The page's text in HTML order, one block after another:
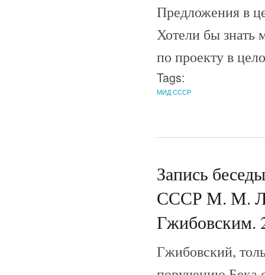
Предложения в
Хотели бы знать
по проекту в
Tags:
МИД СССР
Запись
СССР М. М.
Гжибовским.
Гжибовский,